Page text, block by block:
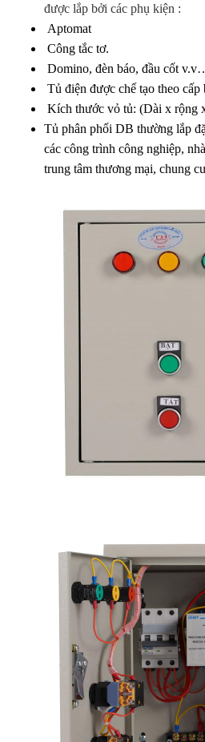
được lắp bởi các phụ kiện :
Aptomat
Công tắc tơ.
Domino, đèn báo, đầu cốt
Tủ điện được chế tạo theo cấp
Kích thước vỏ tủ: (Dài x rộng
Tủ phân phối DB thường lắp
các công trình công nghiệp,
trung tâm thương mại, chung